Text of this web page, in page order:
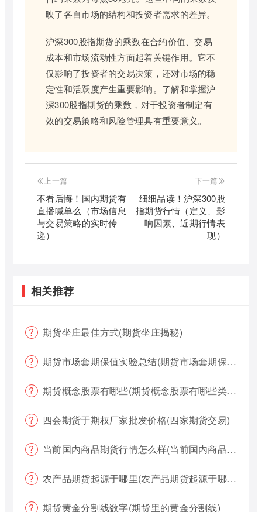
映了各自市场的结构和投资者需求的差异。
沪深300股指期货的乘数在合约价值、交易
成本和市场流动性方面起着关键作用。它不
仅影响了投资者的交易决策，还对市场的稳
定性和活跃度产生重要影响。了解和掌握沪
深300股指期货的乘数，对于投资者制定有
效的交易策略和风险管理具有重要意义。
上一篇
不看后悔！国内期货有
直播喊单么（市场信息
与交易策略的实时传
递）
下一篇
细细品读！沪深300股
指期货行情（定义、影
响因素、近期行情表
现）
相关推荐
期货坐庄最佳方式(期货坐庄揭秘)
期货市场套期保值实验总结(期货市场套期保值实验总结报告)
期货概念股票有哪些(期货概念股票有哪些类型)
四会期货于期权厂家批发价格(四家期货交易)
当前国内商品期货行情怎么样(当前国内商品期货行情怎么样了)
农产品期货起源于哪里(农产品期货起源于哪里的)
期货黄金分割线数字(期货里的黄金分割线)